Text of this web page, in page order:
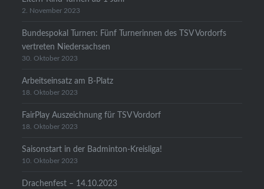
2. November 2023
Bundespokal Turnen: Fünf Turnerinnen des TSV Vordorfs
vertreten Niedersachsen
30. Oktober 2023
Arbeitseinsatz am B-Platz
18. Oktober 2023
FairPlay Auszeichnung für TSV Vordorf
18. Oktober 2023
Saisonstart in der Badminton-Kreisliga!
10. Oktober 2023
Drachenfest – 14.10.2023